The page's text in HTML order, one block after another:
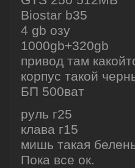
Biostar b35
4 gb озу
1000gb+320gb
привод там
корпус такой
БП 500ват
руль г25
клава г15
мишь такая
Пока все ок.